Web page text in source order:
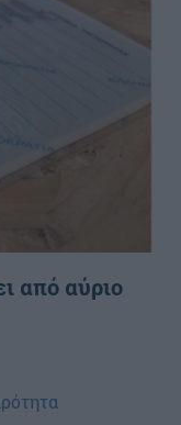
από αύριο